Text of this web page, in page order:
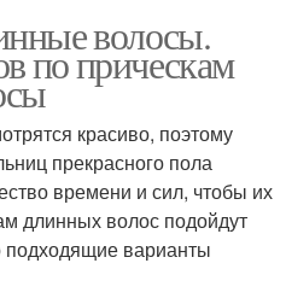
волосы.
по прическам
красиво, поэтому
прекрасного пола
времени и сил, чтобы их
длинных волос подойдут
подходящие варианты